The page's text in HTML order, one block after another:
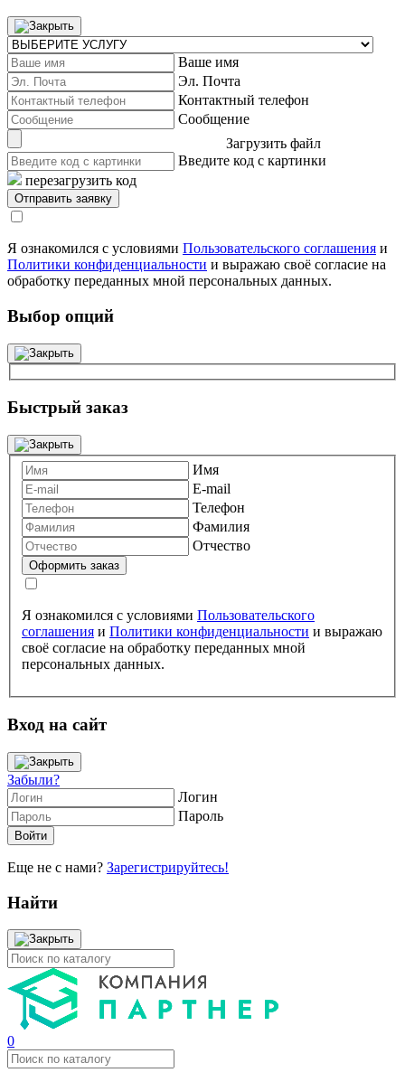
Ваше имя
Эл. Почта
Контактный телефон
Сообщение
Загрузить файл
Введите код с картинки
перезагрузить код
Я ознакомился с условиями Пользовательского соглашения и
Политики конфиденциальности и выражаю своё согласие на
обработку переданных мной персональных данных.
Выбор опций
Быстрый заказ
Имя
E-mail
Телефон
Фамилия
Отчество
Я ознакомился с условиями Пользовательского
соглашения и Политики конфиденциальности и выражаю
своё согласие на обработку переданных мной
персональных данных.
Вход на сайт
Забыли?
Логин
Пароль
Еще не с нами? Зарегистрируйтесь!
Найти
0